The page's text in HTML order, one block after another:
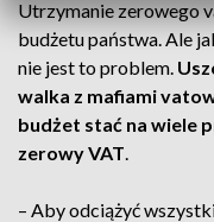
Utrzymanie zerowego
budżetu państwa. Ale
nie jest to problem.
walka z mafiami
budżet stać na wiele
zerowy VAT.
– Aby odciążyć